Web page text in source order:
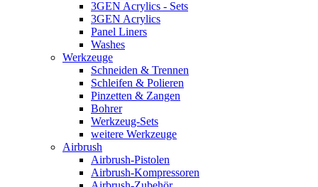
3GEN Acrylics - Sets
3GEN Acrylics
Panel Liners
Washes
Werkzeuge
Schneiden & Trennen
Schleifen & Polieren
Pinzetten & Zangen
Bohrer
Werkzeug-Sets
weitere Werkzeuge
Airbrush
Airbrush-Pistolen
Airbrush-Kompressoren